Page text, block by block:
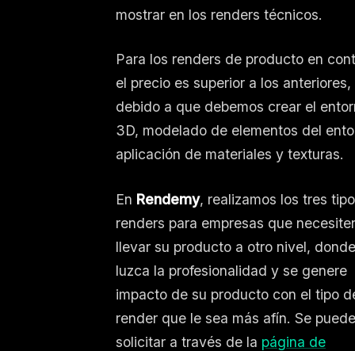
mostrar en los renders técnicos.
Para los renders de producto en
el precio es superior a los anteriores,
debido a que debemos crear el
3D, modelado de elementos del
aplicación de materiales y texturas.
En Rendemy, realizamos los tres
renders para empresas que
llevar su producto a otro nivel, donde
luzca la profesionalidad y se genere
impacto de su producto con el tipo
render que le sea más afín. Se puede
solicitar a través de la página de